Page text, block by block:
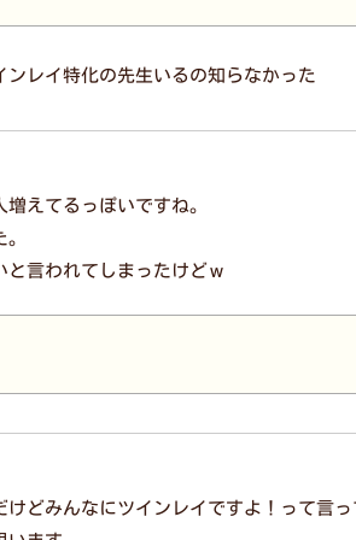
レイ特化の先生いるの知らなかった
えてるっぽいですね。
言われてしまったけどｗ
どみんなにツインレイですよ！って言